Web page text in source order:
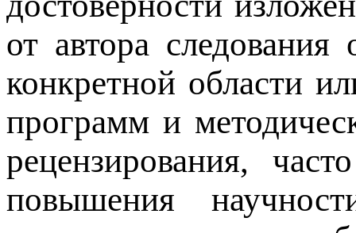
от автора
конкретной области
программ и
рецензирования,
повышения